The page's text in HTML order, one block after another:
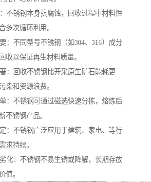
不锈钢本身抗腐蚀，回收过程中材料性
多次循环利用。
：不同型号不锈钢（如304、316）成分
收以保证再生材料质量。
：回收不锈钢比开采原生矿石能耗更
染和资源浪费。
：不锈钢可通过磁选快速分拣，熔炼后
不锈钢产品。
：不锈钢广泛应用于建筑、家电、等行
求持续。
化：不锈钢不易生锈或降解，长期存放
值。